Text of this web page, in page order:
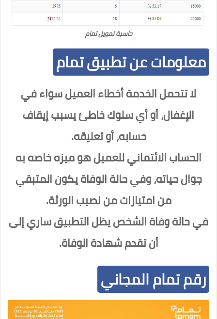
حاسبة تمويل تمام
معلومات عن تطبيق تمام
لا تتحمل الخدمة أخطاء العميل سواء في
الإغفال، أو أي سلوك خاطئ يسبب إيقاف
حسابه، أو تعليقه.
الحساب الائتماني للعميل هو ميزه خاصه به
جوال حياته، وفي حالة الوفاة يكون المتبقي
من امتيازات من نصيب الورثة.
في حالة وفاة الشخص يظل التطبيق ساري إلى
أن تقدم شهادة الوفاة.
رقم تمام المجاني